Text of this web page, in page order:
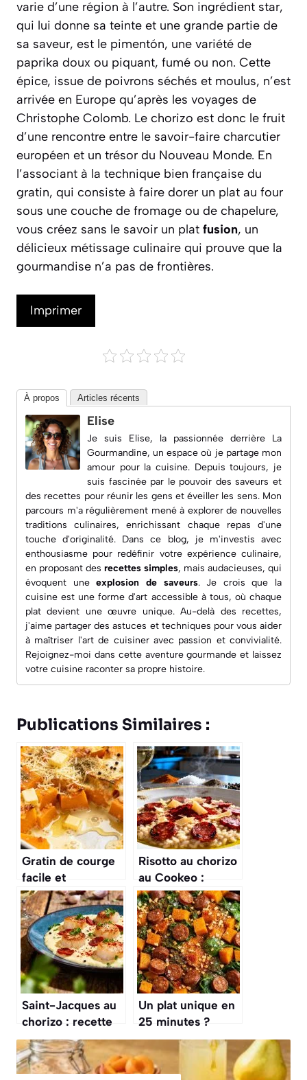
varie d’une région à l’autre. Son ingrédient star,
qui lui donne sa teinte et une grande partie de
sa saveur, est le pimentón, une variété de
paprika doux ou piquant, fumé ou non. Cette
épice, issue de poivrons séchés et moulus, n’est
arrivée en Europe qu’après les voyages de
Christophe Colomb. Le chorizo est donc le fruit
d’une rencontre entre le savoir-faire charcutier
européen et un trésor du Nouveau Monde. En
l’associant à la technique bien française du
gratin, qui consiste à faire dorer un plat au four
sous une couche de fromage ou de chapelure,
vous créez sans le savoir un plat fusion, un
délicieux métissage culinaire qui prouve que la
gourmandise n’a pas de frontières.
Imprimer
À propos Articles récents
Elise
Je suis Elise, la passionnée derrière La
Gourmandine, un espace où je partage mon
amour pour la cuisine. Depuis toujours, je
suis fascinée par le pouvoir des saveurs et
des recettes pour réunir les gens et éveiller les sens. Mon
parcours m'a régulièrement mené à explorer de nouvelles
traditions culinaires, enrichissant chaque repas d'une
touche d'originalité. Dans ce blog, je m'investis avec
enthousiasme pour redéfinir votre expérience culinaire,
en proposant des recettes simples, mais audacieuses, qui
évoquent uneexplosion de saveurs. Je crois que la
cuisine est une forme d'art accessible à tous, où chaque
plat devient une œuvre unique. Au-delà des recettes,
j'aime partager des astuces et techniques pour vous aider
à maîtriser l'art de cuisiner avec passion et convivialité.
Rejoignez-moi dans cette aventure gourmande et laissez
votre cuisine raconter sa propre histoire.
Publications Similaires :
Gratin de courge
facile et
savoureux : la
recette idéale
Risotto au chorizo
au Cookeo :
recette facile et
rapide
Saint-Jacques au
chorizo : recette
savoureuse et
facile à réaliser
Un plat unique en
25 minutes ?
Cette poêlée de
patates douces,
chorizo et